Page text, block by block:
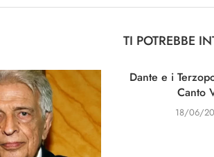
TI POTREBBE
Dante e i
Canto
18/06/